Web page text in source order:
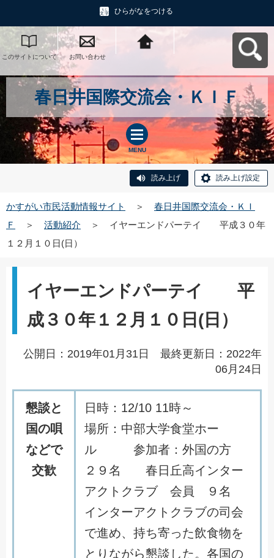
ひらがなをつける
このサイトについて お問い合わせ
春日井国際交流会・ＫＩＦ
MENU
読み上げ 読み上げ設定
かすがい市民活動情報サイト ＞
春日井国際交流会・ＫＩ
Ｆ
＞ 活動紹介 ＞
イヤーエンドパーテイ 平成３０年
１２月１０日(日）
イヤーエンドパーテイ 平
成３０年１２月１０日(日）
公開日：2019年01月31日 最終更新日：2022年
06月24日
懇談と
国の唄
などで
交歓
日 時 ： 12/10 11時～
場所 ： 中部大学食堂ホー
ル
参加者 ： 外国の方
２ ９ 名 春 日 丘高イ ンター
アク ト ク ラブ 会 員 ９ 名
イ ンターアク ト ク ラブの司 会
で進め、 持ち寄った飲食物を
と り ながら懇談 した。 各国の